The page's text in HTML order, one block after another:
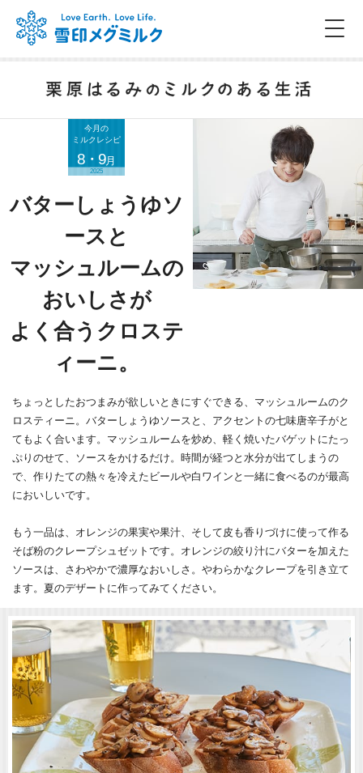
今月の
ミルクレシピ
8・9月
2025
バターしょうゆソ
ースと
マッシュルームの
おいしさが
よく合うクロステ
ィーニ。
ちょっとしたおつまみが欲しいときにすぐできる、マッシュルームのク
ロスティーニ。バターしょうゆソースと、アクセントの七味唐辛子がと
てもよく合います。マッシュルームを炒め、軽く焼いたバゲットにたっ
ぷりのせて、ソースをかけるだけ。時間が経つと水分が出てしまうの
で、作りたての熱々を冷えたビールや白ワインと一緒に食べるのが最高
においしいです。
もう一品は、オレンジの果実や果汁、そして皮も香りづけに使って作る
そば粉のクレープシュゼットです。オレンジの絞り汁にバターを加えた
ソースは、さわやかで濃厚なおいしさ。やわらかなクレープを引き立て
ます。夏のデザートに作ってみてください。